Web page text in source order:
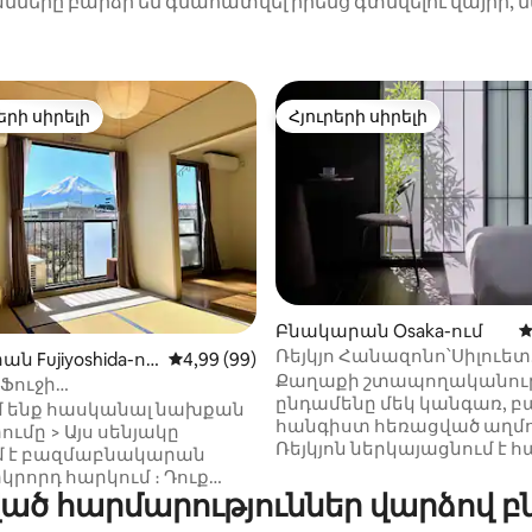
4,92, 152 կարծիք
սիրելի լավագույն տները
սիրելի
Fujiyoshida-ու
Միջին վարկանիշը՝ 5-ից 4,99, 99
4,99 (99)
հեծանիվ・
6・駅まで րոպե
ենք հասկանալ նախքան
> Այս սենյակը
է բազմաբնակարան
հարկում ։ Դուք
եք ամբողջ 52 մ ²
։ Մինչև 2 - րդ հարկը կան
Հյուրերի սիրելի
Հյուրերի սիրելի
Բնակարան Osaka-ում
Ռեյկյո Հանազոնո՝Սիլուետ
թագավոր
Քաղաքի
ընդամենը մեկ կանգառ,
հանգիստ հեռացված
Ռեյկյոն ներկայացնում է
հանգիստ, թեթև և
մինիմալիզմ գնահատող
հարմարություններ վարձով